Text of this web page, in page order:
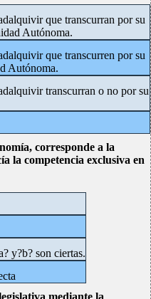
que transcurran por su
Autónoma.
que transcurren por su
Autónoma.
transcurran o no por su
corresponde a la
la competencia exclusiva en
y?b? son ciertas.
mediante la